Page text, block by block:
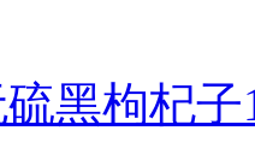
黑枸杞子